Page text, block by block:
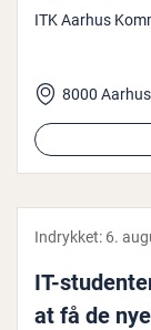
ITK Aarhus
8000
Indrykket: 6.
IT-
at få de